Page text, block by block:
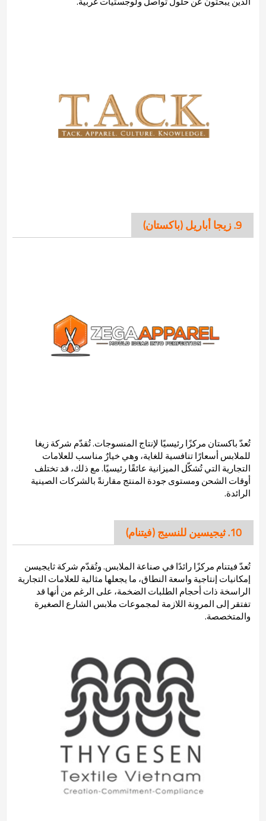
9. زيجا أباريل (باكستان)
تُعدّ باكستان مركزًا رئيسيًا لإنتاج المنسوجات. تُقدّم شركة زيغا
للملابس أسعارًا تنافسية للغاية، وهي خيارٌ مناسب للعلامات
التجارية التي تُشكّل الميزانية عائقًا رئيسيًا. مع ذلك، قد تختلف
أوقات الشحن ومستوى جودة المنتج مقارنةً بالشركات الصينية
الرائدة.
10. ثيجيسين للنسيج (فيتنام)
تُعدّ فيتنام مركزًا رائدًا في صناعة الملابس. وتُقدّم شركة ثايجيسن
إمكانيات إنتاجية واسعة النطاق، ما يجعلها مثالية للعلامات التجارية
الراسخة ذات أحجام الطلبات الضخمة، على الرغم من أنها قد
تفتقر إلى المرونة اللازمة لمجموعات ملابس الشارع الصغيرة
والمتخصصة.